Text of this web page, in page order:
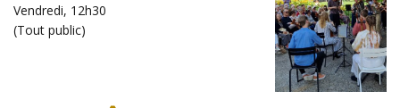
Vendredi, 12h30
(Tout public)